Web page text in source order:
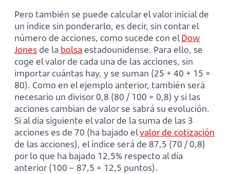
Pero también se puede calcular el valor inicial de
un índice sin ponderarlo, es decir, sin contar el
número de acciones, como sucede con elDow
Jones de la bolsa estadounidense. Para ello, se
coge el valor de cada una de las acciones, sin
importar cuántas hay, y se suman (25 + 40 + 15 =
80). Como en el ejemplo anterior, también será
necesario un divisor 0,8 (80 / 100 = 0,8) y si las
acciones cambian de valor se sabrá su evolución.
Si al día siguiente el valor de la suma de las 3
acciones es de 70 (ha bajado elvalor de cotización
de las acciones), el índice será de 87,5 (70 / 0,8)
por lo que ha bajado 12,5% respecto al día
anterior (100 – 87,5 = 12,5 puntos).